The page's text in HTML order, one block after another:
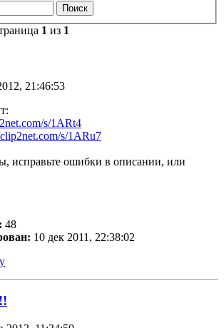
1 из 1
21:46:53
s/1ARt4
s/1ARu7
исправьте ошибки в описании, или
48
10 дек 2011, 22:38:02